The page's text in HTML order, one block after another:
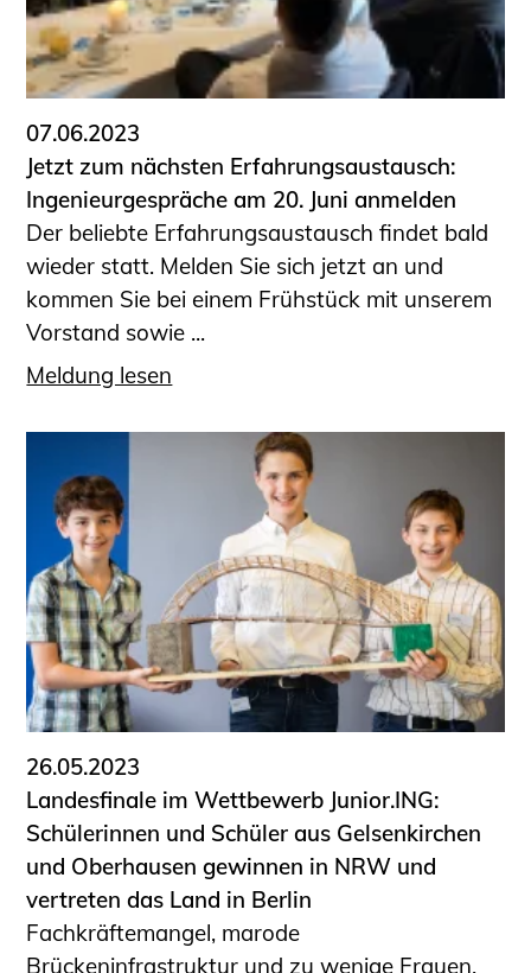
07.06.2023
Jetzt zum nächsten Erfahrungsaustausch:
Ingenieurgespräche am 20. Juni anmelden
Der beliebte Erfahrungsaustausch findet bald
wieder statt. Melden Sie sich jetzt an und
kommen Sie bei einem Frühstück mit unserem
Vorstand sowie ...
Meldung lesen
26.05.2023
Landesfinale im Wettbewerb Junior.ING:
Schülerinnen und Schüler aus Gelsenkirchen
und Oberhausen gewinnen in NRW und
vertreten das Land in Berlin
Fachkräftemangel, marode
Brückeninfrastruktur und zu wenige Frauen,